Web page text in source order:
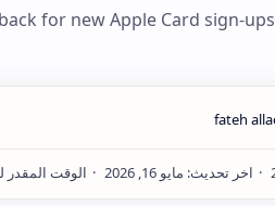
for new Apple Card sign-